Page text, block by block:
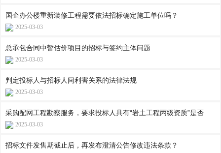
国企办公楼重新装修工程需要依法招标确定施工单位吗？
2025-03-03
总承包合同中暂估价项目的招标与签约主体问题
2025-03-03
判定投标人与招标人间利害关系的法律法规
2025-03-03
采购配网工程勘察服务，要求投标人具有“岩土工程丙级资质”是否
2025-03-03
招标文件发售期截止后，再发布澄清公告修改违法条款？